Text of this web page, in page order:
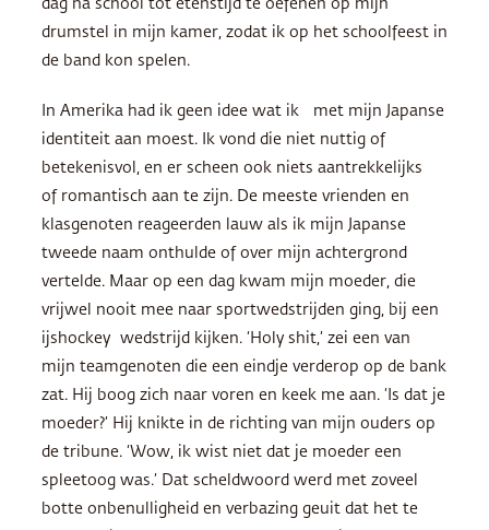
dag na school tot etenstijd te oefenen op mijn
drumstel in mijn kamer, zodat ik op het schoolfeest in
de band kon spelen.
In Amerika had ik geen idee wat ik met mijn Japanse
identiteit aan moest. Ik vond die niet nuttig of
betekenisvol, en er scheen ook niets aantrekkelijks
of romantisch aan te zijn. De meeste vrienden en
klasgenoten reageerden lauw als ik mijn Japanse
tweede naam onthulde of over mijn achtergrond
vertelde. Maar op een dag kwam mijn moeder, die
vrijwel nooit mee naar sportwedstrijden ging, bij een
ijshockey wedstrijd kijken. ‘Holy shit,’ zei een van
mijn teamgenoten die een eindje verderop op de bank
zat. Hij boog zich naar voren en keek me aan. ‘Is dat je
moeder?’ Hij knikte in de richting van mijn ouders op
de tribune. ‘Wow, ik wist niet dat je moeder een
spleetoog was.’ Dat scheldwoord werd met zoveel
botte onbenulligheid en verbazing geuit dat het te